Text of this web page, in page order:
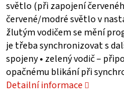
světlo (při zapojení
červené/modré světlo v
žlutým vodičem se mění
je třeba synchronizovat s
spojeny • zelený vodič –
opačnému blikání při
Detailní informace